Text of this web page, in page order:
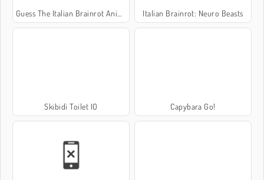
Guess The Italian Brainrot Animals Italian Brainrot: Neuro Beasts
Skibidi Toilet IO Capybara Go!